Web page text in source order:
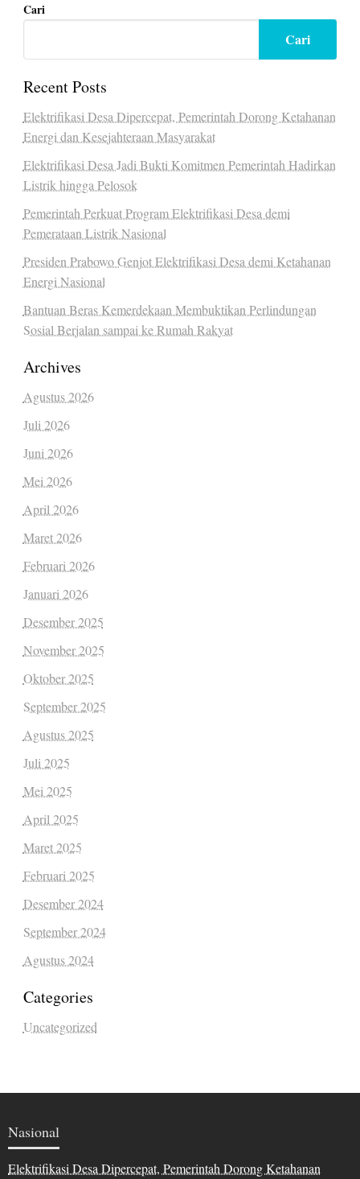
Cari
Cari
Recent Posts
Elektrifikasi Desa Dipercepat, Pemerintah Dorong Ketahanan
Energi dan Kesejahteraan Masyarakat
Elektrifikasi Desa Jadi Bukti Komitmen Pemerintah Hadirkan
Listrik hingga Pelosok
Pemerintah Perkuat Program Elektrifikasi Desa demi
Pemerataan Listrik Nasional
Presiden Prabowo Genjot Elektrifikasi Desa demi Ketahanan
Energi Nasional
Bantuan Beras Kemerdekaan Membuktikan Perlindungan
Sosial Berjalan sampai ke Rumah Rakyat
Archives
Agustus 2026
Juli 2026
Juni 2026
Mei 2026
April 2026
Maret 2026
Februari 2026
Januari 2026
Desember 2025
November 2025
Oktober 2025
September 2025
Agustus 2025
Juli 2025
Mei 2025
April 2025
Maret 2025
Februari 2025
Desember 2024
September 2024
Agustus 2024
Categories
Uncategorized
Nasional
Elektrifikasi Desa Dipercepat, Pemerintah Dorong Ketahanan